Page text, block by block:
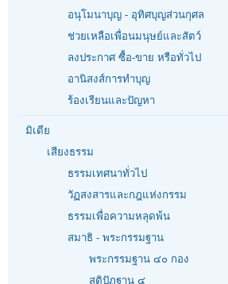
อนุโมนาบุญ - อุทิศบุญส่วนกุศล
ช่วยเหลือเพื่อนมนุษย์และสัตว์
ลงประกาศ ซื้อ-ขาย หรือทั่วไป
อานิสงส์การทำบุญ
ร้องเรียนและปัญหา
มิเดีย
เสียงธรรม
ธรรมเทศนาทั่วไป
วัฏสงสารและกฎแห่งกรรม
ธรรมเพื่อความหลุดพ้น
สมาธิ - พระกรรมฐาน
พระกรรมฐาน ๔๐ กอง
สติปัฏฐาน ๔